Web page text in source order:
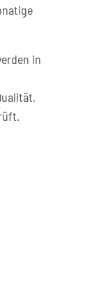
in